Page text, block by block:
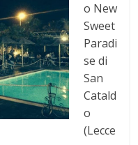
o New
Sweet
Paradi
se di
San
Catald
o
(Lecce